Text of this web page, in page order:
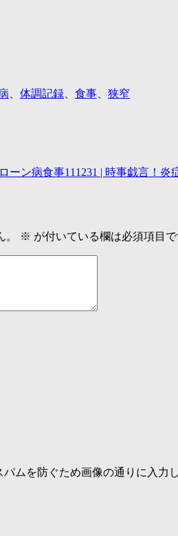
体調記録 食事 狭窄
ーン病食事111231 | 時事戯言！
※ が付いている欄は必須項目で
パムを防ぐため画像の通りに入力